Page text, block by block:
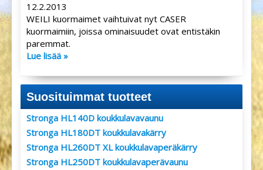
12.2.2013
WEILI kuormaimet vaihtuivat nyt CASER
kuormaimiin, joissa ominaisuudet ovat entistäkin
paremmat.
Lue lisää »
Suosituimmat tuotteet
Stronga HL140D koukkulavavaunu
Stronga HL180DT koukkulavakärry
Stronga HL260DT XL koukkulavaperäkärry
Stronga HL250DT koukkulavaperävaunu